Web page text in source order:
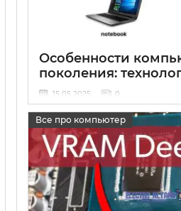
Особенности
поколения:
15 05 2025 0
Все про компьютер